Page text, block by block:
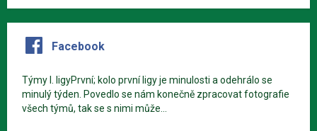
Facebook
Týmy I. ligyPrvní; kolo první ligy je minulosti a odehrálo se
minulý týden. Povedlo se nám konečně zpracovat fotografie
všech týmů, tak se s nimi může...